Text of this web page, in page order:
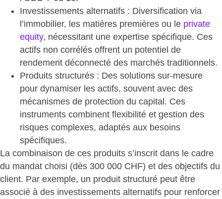
Investissements alternatifs : Diversification via
l’immobilier, les matières premières ou le private
equity, nécessitant une expertise spécifique. Ces
actifs non corrélés offrent un potentiel de
rendement déconnecté des marchés traditionnels.
Produits structurés : Des solutions sur-mesure
pour dynamiser les actifs, souvent avec des
mécanismes de protection du capital. Ces
instruments combinent flexibilité et gestion des
risques complexes, adaptés aux besoins
spécifiques.
La combinaison de ces produits s’inscrit dans le cadre
du mandat choisi (dès 300 000 CHF) et des objectifs du
client. Par exemple, un produit structuré peut être
associé à des investissements alternatifs pour renforcer